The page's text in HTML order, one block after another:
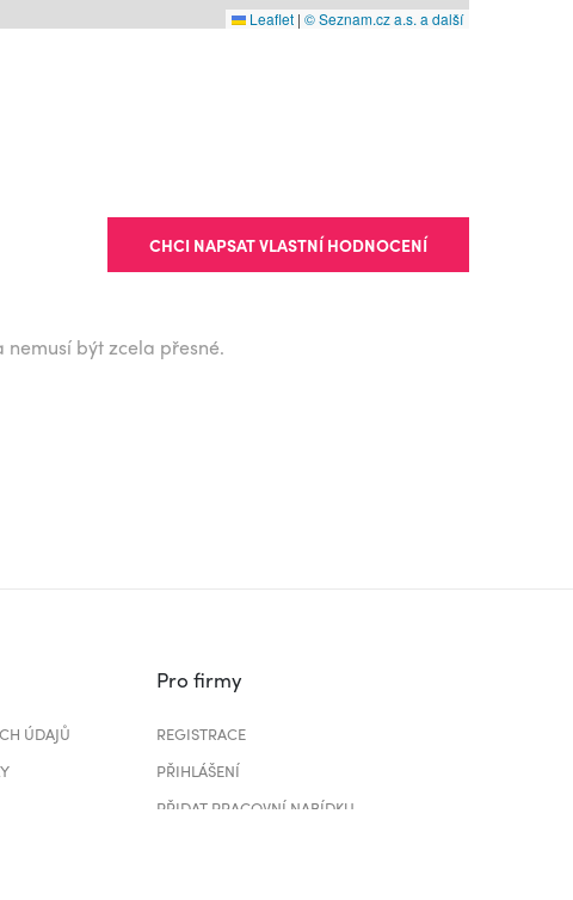
Leaflet | © Seznam.cz a.s. a další
CHCI NAPSAT VLASTNÍ HODNOCENÍ
být zcela přesné.
ÚDAJŮ
Pro firmy
REGISTRACE
PŘIHLÁŠENÍ
PŘIDAT PRACOVNÍ NABÍDKU